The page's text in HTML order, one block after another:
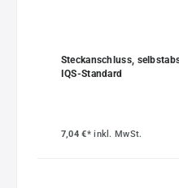
Steckanschluss,
IQS-Standard
7,04 €*inkl. MwSt.